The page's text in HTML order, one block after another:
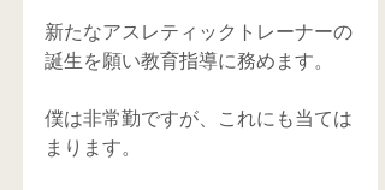
新たなアスレティックトレーナーの
誕生を願い教育指導に務めます。
僕は非常勤ですが、これにも当ては
まります。